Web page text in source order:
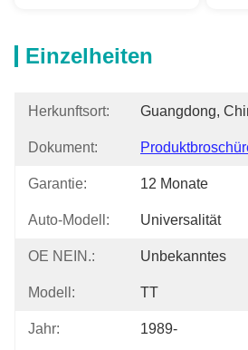
Einzelheiten
Herkunftsort: Guangdong,
Dokument:
Garantie: 12 Monate
Auto-Modell: Universalität
OE NEIN.: Unbekanntes
Modell: TT
Jahr: 1989-